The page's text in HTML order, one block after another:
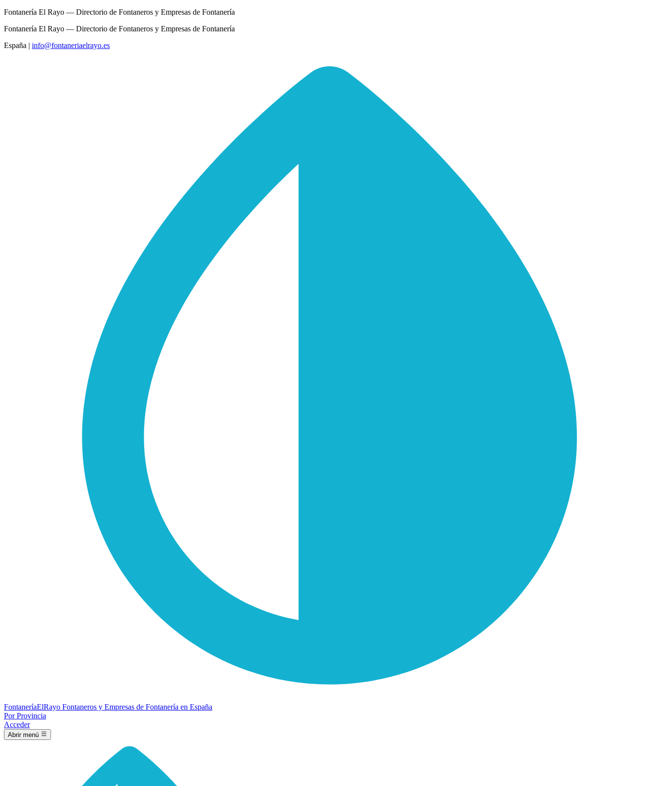
Fontanería El Rayo — Directorio de Fontaneros y Empresas de Fontanería
Fontanería El Rayo — Directorio de Fontaneros y Empresas de Fontanería
España | info@fontaneriaelrayo.es
FontaneríaElRayo Fontaneros y Empresas de Fontanería en España
Por Provincia
Acceder
Abrir menú